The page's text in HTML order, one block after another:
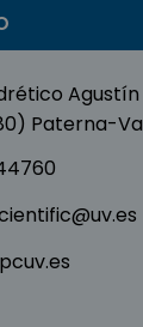
Agustín
Paterna-